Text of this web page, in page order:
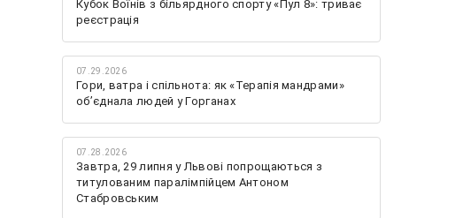
Кубок Воїнів з більярдного спорту «Пул 8»: триває
реєстрація
07.29.2026
Гори, ватра і спільнота: як «Терапія мандрами»
об’єднала людей у Горганах
07.28.2026
Завтра, 29 липня у Львові попрощаються з
титулованим паралімпійцем Антоном
Стабровським